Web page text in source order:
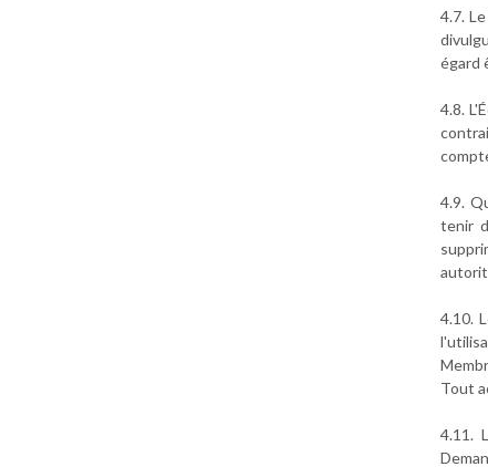
4.7.
égard
4.8.
4.9.
tenir
4.10.
Tout
4.11.